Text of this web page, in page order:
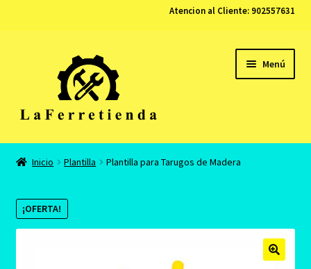
Atencion al Cliente: 902557631
navegación
contenido
Menú
Tienda
Finalizar compra
Inicio Plantilla Plantilla para Tarugos de Madera
¡OFERTA!